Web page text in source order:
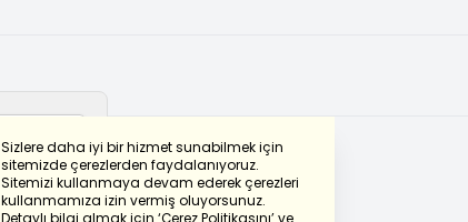
Sizlere daha iyi bir hizmet sunabilmek için
sitemizde çerezlerden faydalanıyoruz.
Sitemizi kullanmaya devam ederek çerezleri
kullanmamıza izin vermiş oluyorsunuz.
Detaylı bilgi almak için ‘Çerez Politikasını’ve
Translate